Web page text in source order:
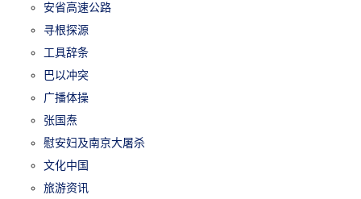
安省高速公路
寻根探源
工具辞条
巴以冲突
广播体操
张国焘
慰安妇及南京大屠杀
文化中国
旅游资讯